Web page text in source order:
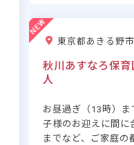
にて同園の保育
◆別ページにて北
東京都足立区東
東京都あきる野市
秋川あすなろ保
人
お昼過ぎ（13時）ま
子様のお迎えに間に
までなど、ご家庭の